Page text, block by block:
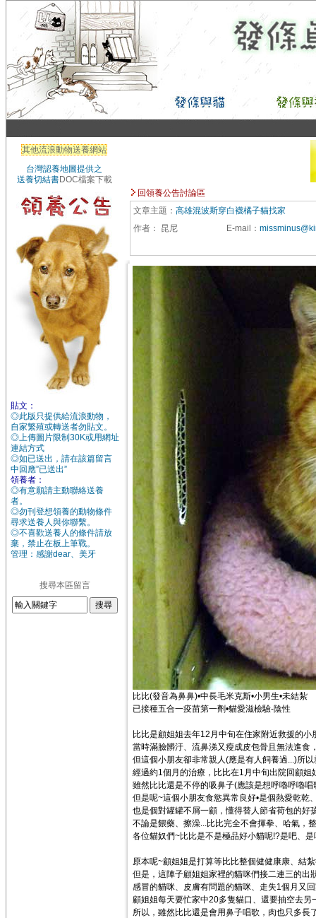
其他流浪動物送養網站
台灣認養地圖提供之
送養切結書DOC檔案下載
貼文：
◎此版只提供給流浪動物，
自家繁殖或轉送者勿貼文。
◎上傳圖片限制30K或用網址
連結方式
◎如已送出，請在該篇留言
中回應”已送出”
領養者：
◎有意願請主動聯絡送養
者。
◎勿刊登想領養的動物條件
尋求送養人與你聯繫。
◎不喜歡送養人的條件請放
棄，禁止在板上筆戰。
管理：感謝dear、美牙
搜尋本區留言
回領養公告討論區
文章主題： 高雄混波斯穿白襪橘子貓找家
作者：
昆尼 E-mail ：
比比(發音為鼻鼻)•中長毛米克斯•小男生•未結紮
已接種五合一疫苗第一劑•貓愛滋檢驗-陰性
比比是顧姐姐去年12月中旬在住家附近救援的小
當時滿臉髒汙、流鼻涕又瘦成皮包骨且無法進食
但這個小朋友卻非常親人(應是有人飼養過...)所
經過約1個月的治療，比比在1月中旬出院回顧姐
雖然比比還是不停的吸鼻子(應該是想呼嚕呼嚕
但是呢~這個小朋友食慾異常良好•是個熱愛乾乾
也是個對罐罐不屑一顧，懂得替人節省荷包的好
不論是餵藥、擦澡...比比完全不會揮拳、哈氣，
各位貓奴們~比比是不是極品好小貓呢!?是吧、是
原本呢~顧姐姐是打算等比比整個健健康康、結
但是，這陣子顧姐姐家裡的貓咪們接二連三的出
感冒的貓咪、皮膚有問題的貓咪、走失1個月又
顧姐姐每天要忙家中20多隻貓口、還要抽空去
所以，雖然比比還是會用鼻子唱歌，肉也只多